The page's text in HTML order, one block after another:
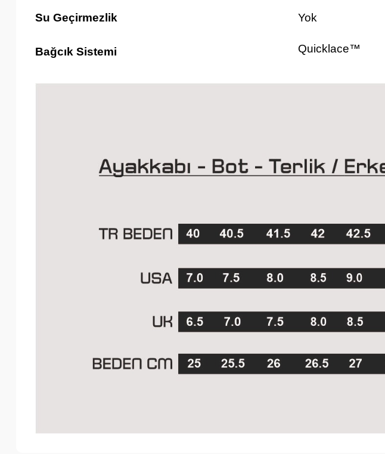
Su Geçirmezlik Yok
Bağcık Sistemi Quicklace™